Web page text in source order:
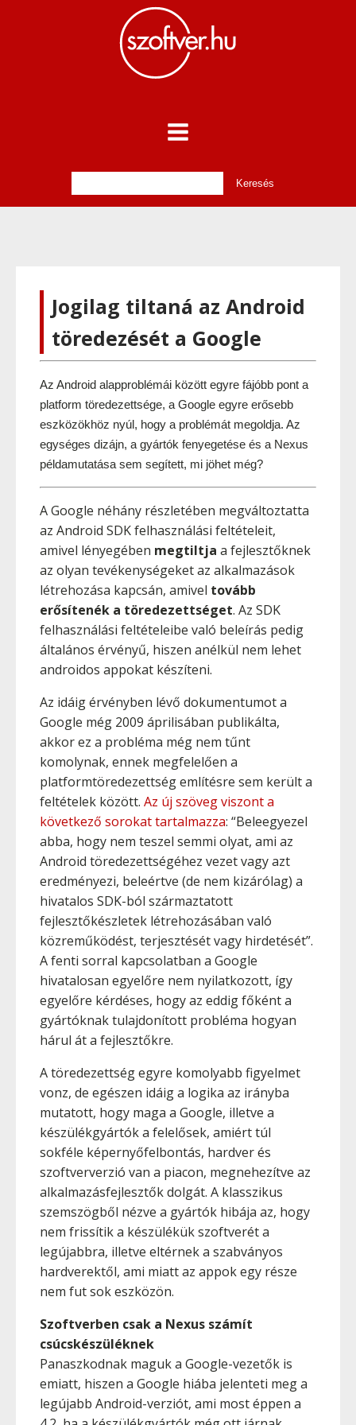
Jogilag tiltaná az Android
töredezését a Google
Az Android alapproblémái között egyre fájóbb pont a
platform töredezettsége, a Google egyre erősebb
eszközökhöz nyúl, hogy a problémát megoldja. Az
egységes dizájn, a gyártók fenyegetése és a Nexus
példamutatása sem segített, mi jöhet még?
A Google néhány részletében megváltoztatta
az Android SDK felhasználási feltételeit,
amivel lényegében megtiltja a fejlesztőknek
az olyan tevékenységeket az alkalmazások
létrehozása kapcsán, amivel tovább
erősítenék a töredezettséget. Az SDK
felhasználási feltételeibe való beleírás pedig
általános érvényű, hiszen anélkül nem lehet
androidos appokat készíteni.
Az idáig érvényben lévő dokumentumot a
Google még 2009 áprilisában publikálta,
akkor ez a probléma még nem tűnt
komolynak, ennek megfelelően a
platformtöredezettség említésre sem került a
feltételek között. Az új szöveg viszont a
következő sorokat tartalmazza: “Beleegyezel
abba, hogy nem teszel semmi olyat, ami az
Android töredezettségéhez vezet vagy azt
eredményezi, beleértve (de nem kizárólag) a
hivatalos SDK-ból származtatott
fejlesztőkészletek létrehozásában való
közreműködést, terjesztését vagy hirdetését”.
A fenti sorral kapcsolatban a Google
hivatalosan egyelőre nem nyilatkozott, így
egyelőre kérdéses, hogy az eddig főként a
gyártóknak tulajdonított probléma hogyan
hárul át a fejlesztőkre.
A töredezettség egyre komolyabb figyelmet
vonz, de egészen idáig a logika az irányba
mutatott, hogy maga a Google, illetve a
készülékgyártók a felelősek, amiért túl
sokféle képernyőfelbontás, hardver és
szoftververzió van a piacon, megnehezítve az
alkalmazásfejlesztők dolgát. A klasszikus
szemszögből nézve a gyártók hibája az, hogy
nem frissítik a készülékük szoftverét a
legújabbra, illetve eltérnek a szabványos
hardverektől, ami miatt az appok egy része
nem fut sok eszközön.
Szoftverben csak a Nexus számít
csúcskészüléknek
Panaszkodnak maguk a Google-vezetők is
emiatt, hiszen a Google hiába jelenteti meg a
legújabb Android-verziót, ami most éppen a